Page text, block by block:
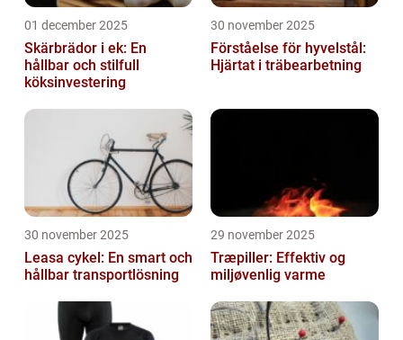
01 december 2025
Skärbrädor i ek: En
hållbar och stilfull
köksinvestering
30 november 2025
Förståelse för hyvelstål:
Hjärtat i träbearbetning
30 november 2025
Leasa cykel: En smart och
hållbar transportlösning
29 november 2025
Træpiller: Effektiv og
miljøvenlig varme